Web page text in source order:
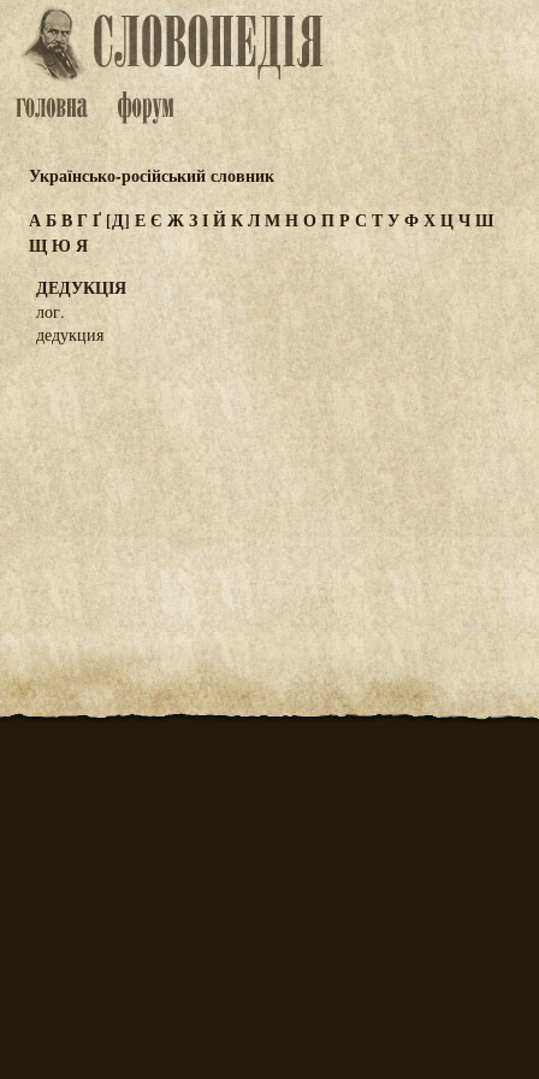
Українсько-російський словник
АБВГҐ[Д] ЕЄ ЖЗІЙКЛМНОПР С ТУФХЦЧШ
ЩЮ Я
ДЕДУКЦІЯ
лог.
дедукция